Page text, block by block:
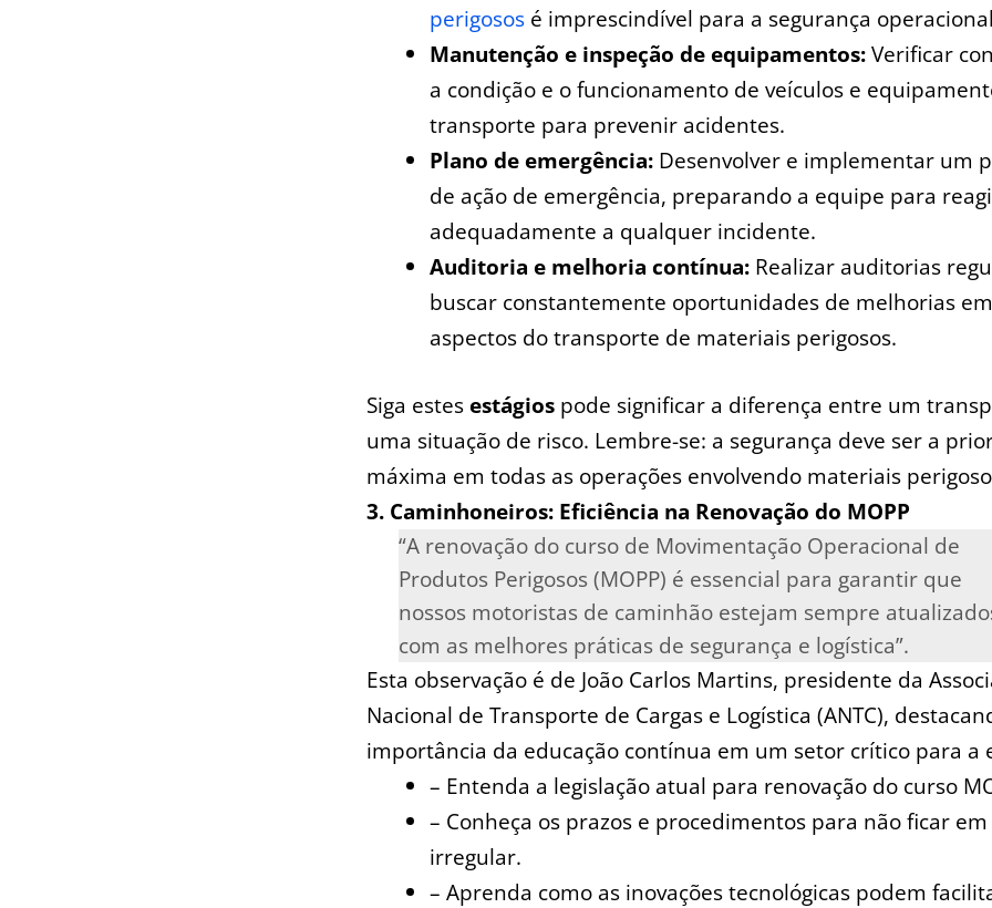
perigosos é imprescindível⁢ para a segurança
Manutenção⁤ e inspeção de equipamentos:Verificar
a condição e o funcionamento de veículos e
transporte para prevenir acidentes.
Plano de emergência: Desenvolver e‌ implementar um
de ação de emergência,‍ preparando a‍ equipe para
adequadamente a qualquer incidente.
Auditoria e melhoria contínua: Realizar auditorias
buscar constantemente oportunidades de melhorias
aspectos do transporte de materiais perigosos.
Siga estes estágiospode significar⁢ a diferença entre um
uma situação de risco. Lembre-se: a segurança deve ser a
máxima em todas as operações envolvendo materiais
3. Caminhoneiros: Eficiência na Renovação do MOPP
“A renovação ‍do curso de ​Movimentação Operacional de
Produtos Perigosos (MOPP) é ⁤essencial ⁤para garantir⁣ que
nossos⁣ motoristas de caminhão estejam sempre
com as melhores práticas de segurança e logística”.
Esta observação é de João Carlos Martins, presidente da
Nacional de Transporte de Cargas e⁢ Logística (ANTC),
importância da educação contínua em um setor crítico para a
– ⁣Entenda a legislação atual para renovação ⁢do curso
– Conheça os prazos e procedimentos para⁤ não ficar
irregular.
– Aprenda como as inovações⁢ tecnológicas podem